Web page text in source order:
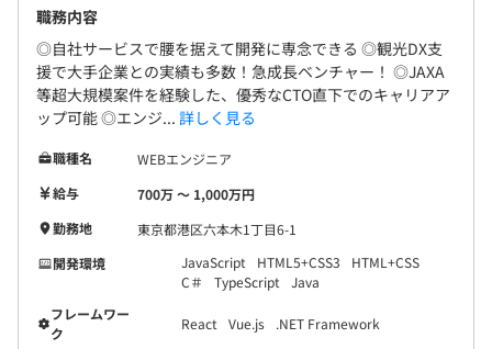
職務内容
◎自社サービスで腰を据えて開発に専念できる ◎観光DX支
援で大手企業との実績も多数！急成長ベンチャー！ ◎JAXA
等超大規模案件を経験した、優秀なCTO直下でのキャリアア
ップ可能 ◎エンジ... 詳しく見る
職種名
WEBエンジニア
給与
700万 〜 1,000万円
勤務地
東京都港区六本木1丁目6-1
開発環境
JavaScript HTML5+CSS3
HTML+CSS
C＃
TypeScript
Java
フレームワー
ク
React Vue.js .NET Framework